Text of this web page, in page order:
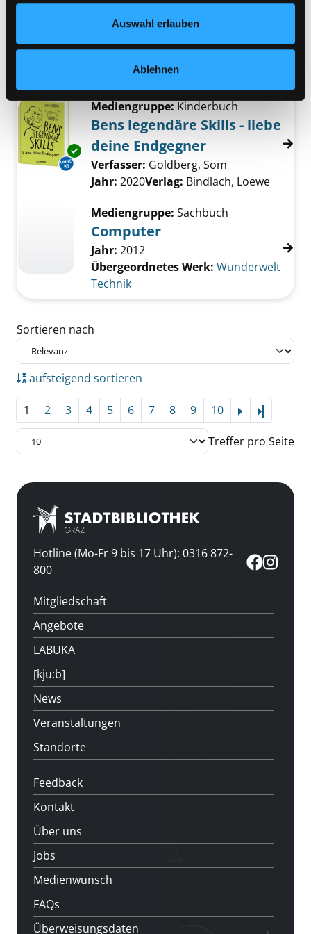
Auswahl erlauben
Ablehnen
Exemplar-Details von Beyond the Infinite
Minutes
Verfasser:Yamaguchi, Junta [Regie]
[o.O.], Busch Media
Exemplar-Details von Bens legendäre Skills
Mediengruppe:Kinderbuch
Bens legendäre Skills - liebe
deine Endgegner
Verfasser: Goldberg, Som
Jahr: 2020Verlag: Bindlach, Loewe
Mediengruppe: Sachbuch
Computer
Jahr: 2012
Übergeordnetes Werk: Wunderwelt
Technik
Zu den Suchfiltern springen
Sortieren nach
aufsteigend sortieren
1 2 3 4 5 6 7 8 9 10
Treffer pro Seite
Hotline (Mo-Fr 9 bis 17 Uhr): 0316 872-
800
Mitgliedschaft
Angebote
LABUKA
[kju:b]
News
Veranstaltungen
Standorte
Feedback
Kontakt
Über uns
Jobs
Medienwunsch
FAQs
Überweisungsdaten